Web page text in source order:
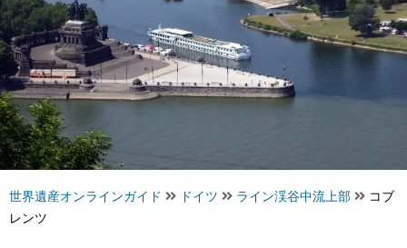
世界遺産オンラインガイド ドイツ ライン渓谷中流上部
コブ
レンツ